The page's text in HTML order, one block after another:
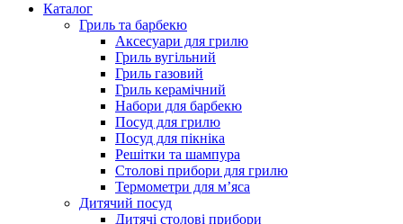
Каталог
Гриль та барбекю
Аксесуари для грилю
Гриль вугільний
Гриль газовий
Гриль керамічний
Набори для барбекю
Посуд для грилю
Посуд для пікніка
Решітки та шампура
Столові прибори для грилю
Термометри для м’яса
Дитячий посуд
Дитячі столові прибори